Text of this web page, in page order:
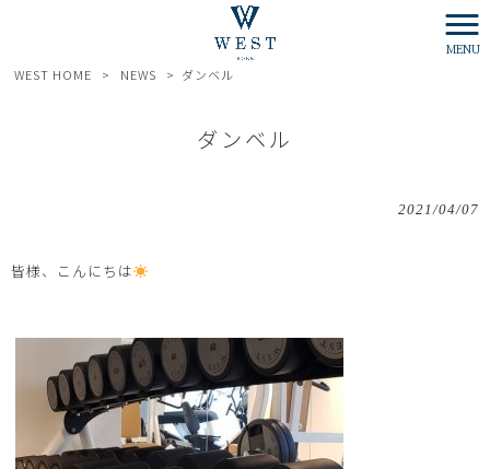
MENU
WEST HOME > NEWS > ダンベル
ダンベル
2021/04/07
皆様、こんにちは